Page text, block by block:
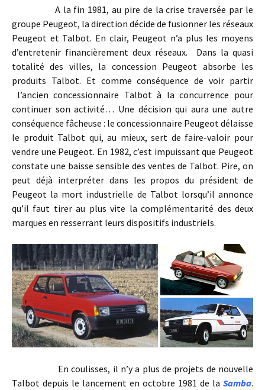
A la fin 1981, au pire de la crise traversée par le
groupe Peugeot, la direction décide de fusionner les réseaux
Peugeot et Talbot. En clair, Peugeot n’a plus les moyens
d’entretenir financièrement deux réseaux. Dans la quasi
totalité des villes, la concession Peugeot absorbe les
produits Talbot. Et comme conséquence de voir partir
l’ancien concessionnaire Talbot à la concurrence pour
continuer son activité… Une décision qui aura une autre
conséquence fâcheuse : le concessionnaire Peugeot délaisse
le produit Talbot qui, au mieux, sert de faire-valoir pour
vendre une Peugeot. En 1982, c’est impuissant que Peugeot
constate une baisse sensible des ventes de Talbot. Pire, on
peut déjà interpréter dans les propos du président de
Peugeot la mort industrielle de Talbot lorsqu’il annonce
qu’il faut tirer au plus vite la complémentarité des deux
marques en resserrant leurs dispositifs industriels.
En coulisses, il n’y a plus de projets de nouvelle
Talbot depuis le lancement en octobre 1981 de la Samba.